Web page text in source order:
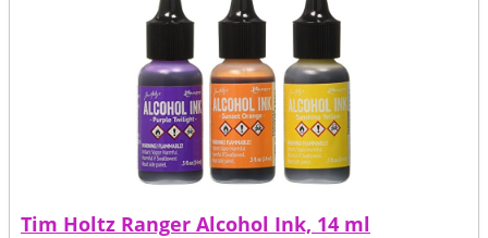
Tim Holtz Ranger Alcohol Ink, 14 ml